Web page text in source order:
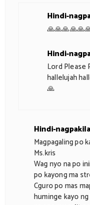
Hindi-
Hindi-
Lord Please
hallelujah
🙏
Hindi-
Magpagaling po
Ms.kris
Wag nyo na po
po kayong ma
Cguro po mas
huminge kayo